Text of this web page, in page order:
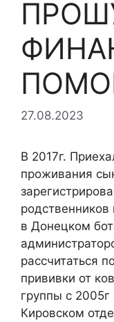
27.08.2023
В 2017г.
проживания
родственников
в Донецком
рассчитаться
прививки от
группы с
Кировском